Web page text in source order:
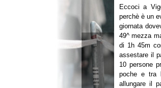
Eccoci a
perchè è un
giornata
49^ mezza
di 1h 45m
assestare il
10 persone
poche e tra
allungare il